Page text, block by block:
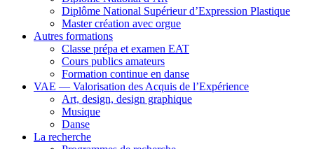
Diplôme National Supérieur d’Expression Plastique
Master création avec orgue
Autres formations
Classe prépa et examen EAT
Cours publics amateurs
Formation continue en danse
VAE — Valorisation des Acquis de l’Expérience
Art, design, design graphique
Musique
Danse
La recherche